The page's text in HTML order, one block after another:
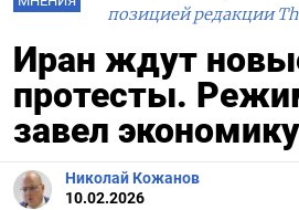
позицией редакции
Иран ждут
протесты.
завел
Николай Кожанов
10.02.2026